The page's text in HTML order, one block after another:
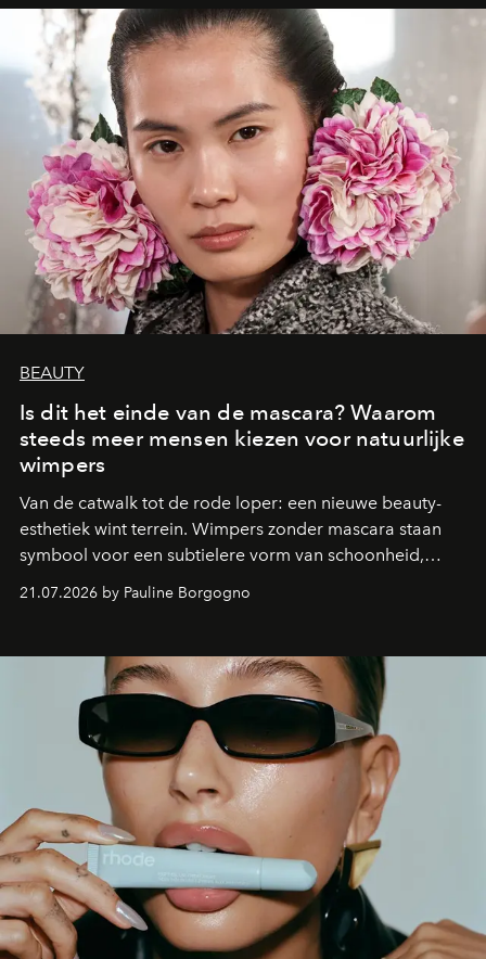
moment van verwondering.
BEAUTY
Is dit het einde van de mascara? Waarom
steeds meer mensen kiezen voor natuurlijke
wimpers
Van de catwalk tot de rode loper: een nieuwe beauty-
esthetiek wint terrein. Wimpers zonder mascara staan
symbool voor een subtielere vorm van schoonheid,
waarin zelfvertrouwen belangrijker is dan een overvloed
aan make-up.
21.07.2026 by Pauline Borgogno